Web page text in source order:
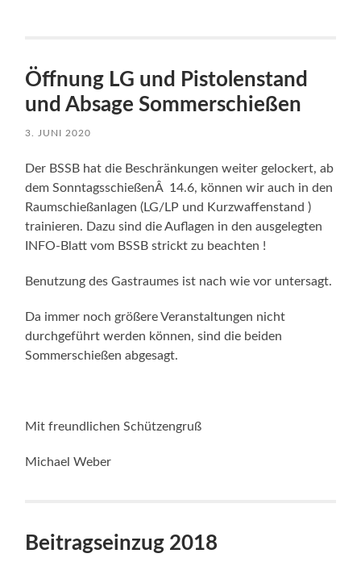
Öffnung LG und Pistolenstand
und Absage Sommerschießen
3. JUNI 2020
Der BSSB hat die Beschränkungen weiter gelockert, ab
dem SonntagsschießenÂ 14.6, können wir auch in den
Raumschießanlagen (LG/LP und Kurzwaffenstand )
trainieren. Dazu sind die Auflagen in den ausgelegten
INFO-Blatt vom BSSB strickt zu beachten !
Benutzung des Gastraumes ist nach wie vor untersagt.
Da immer noch größere Veranstaltungen nicht
durchgeführt werden können, sind die beiden
Sommerschießen abgesagt.
Mit freundlichen Schützengruß
Michael Weber
Beitragseinzug 2018